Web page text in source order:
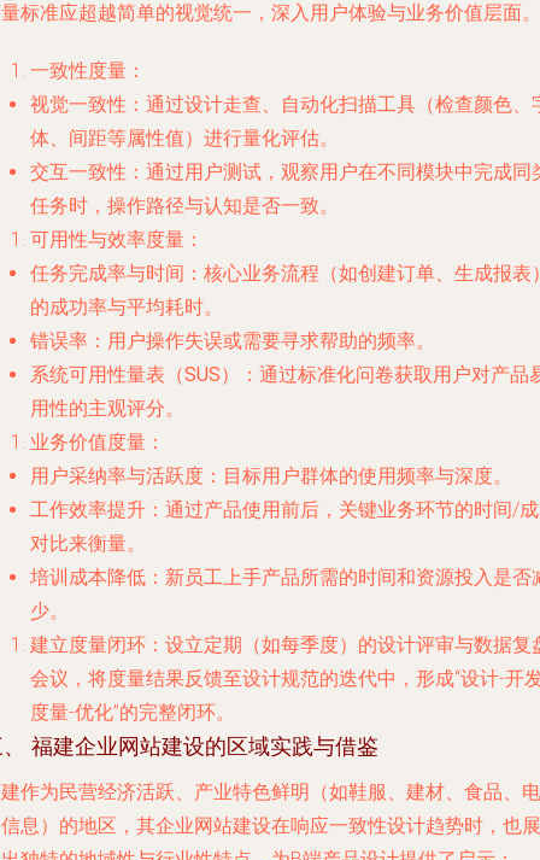
标准应超越简单的视觉统一，深入用户体验与业务价值层面。
一致性度量 ：
视觉一致性 ：通过设计走查、自动化扫描工具（检查颜色、
体、间距等属性值）进行量化评估。
交互一致性 ：通过用户测试，观察用户在不同模块中完成同
任务时，操作路径与认知是否一致。
可用性与效率度量 ：
任务完成率与时间 ：核心业务流程（如创建订单、生成报表
的成功率与平均耗时。
错误率 ：用户操作失误或需要寻求帮助的频率。
系统可用性量表（SUS）
：通过标准化问卷获取用户对产品
用性的主观评分。
业务价值度量 ：
用户采纳率与活跃度 ：目标用户群体的使用频率与深度。
工作效率提升 ：通过产品使用前后，关键业务环节的时间/
对比来衡量。
培训成本降低 ：新员工上手产品所需的时间和资源投入是否
少。
建立度量闭环 ：设立定期（如每季度）的设计评审与数据复
会议，将度量结果反馈至设计规范的迭代中，形成“设计-开
度量-优化”的完整闭环。
福建企业网站建设的区域实践与借鉴
作为民营经济活跃、产业特色鲜明（如鞋服、建材、食品、电
息）的地区，其企业网站建设在响应一致性设计趋势时，也展